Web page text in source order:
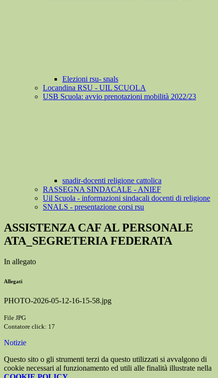
Elezioni rsu- snals
Locandina RSU - UIL SCUOLA
USB Scuola: avvio prenotazioni mobilità 2022/23
snadir-docenti religione cattolica
RASSEGNA SINDACALE - ANIEF
Uil Scuola - informazioni sindacali docenti di religione
SNALS - presentazione corsi rsu
ASSISTENZA CAF AL PERSONALE
ATA_SEGRETERIA FEDERATA
In allegato
Allegati
PHOTO-2026-05-12-16-15-58.jpg
File JPG
Contatore click: 17
Notizie
Questo sito o gli strumenti terzi da questo utilizzati si avvalgono di
cookie necessari al funzionamento ed utili alle finalità illustrate nella